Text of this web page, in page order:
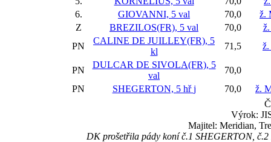
6.
GIOVANNI, 5 val 70,0
ž.
Z
BREZILOS(FR), 5 val 70,0
PN
CALINE DE JUILLEY(FR), 5
kl
71,5 ž.
PN
DULCAR DE SIVOLA(FR), 5
val
70,0
PN
SHEGERTON, 5 hřj 70,0
ž.
Výrok:
Majitel: Meridian,
DK prošetřila pády koní č.1 SHEGERTON,